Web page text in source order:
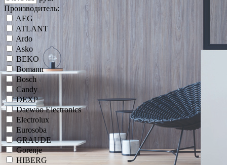
Производитель:
AEG
ATLANT
Ardo
Asko
BEKO
Bomann
Bosch
Candy
DEXP
Daewoo Electronics
Electrolux
Eurosoba
GRAUDE
Gorenje
HIBERG